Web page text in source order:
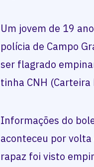
Um jovem de 19
polícia de Campo
ser flagrado
tinha CNH
Informações do
aconteceu por
rapaz foi visto